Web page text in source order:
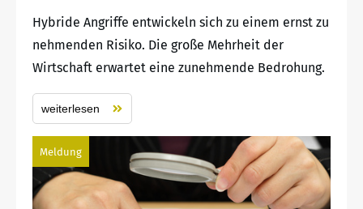
Hybride Angriffe entwickeln sich zu einem ernst zu
nehmenden Risiko. Die große Mehrheit der
Wirtschaft erwartet eine zunehmende Bedrohung.
weiterlesen
Meldung